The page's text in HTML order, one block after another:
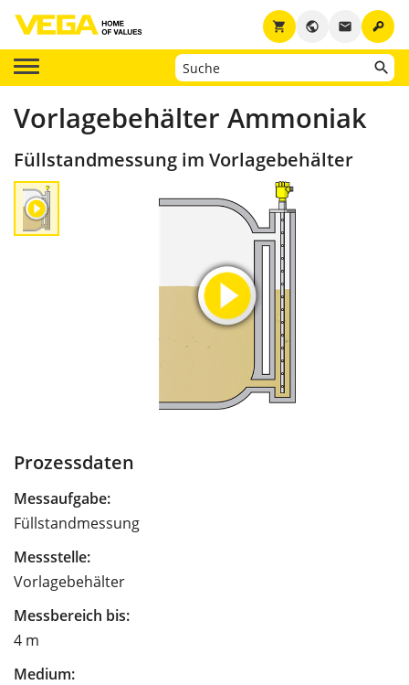
key
email
public
shopping_cart
Vorlagebehälter Ammoniak
Füllstandmessung im Vorlagebehälter
Prozessdaten
Messaufgabe:
Füllstandmessung
Messstelle:
Vorlagebehälter
Messbereich bis:
4 m
Medium: